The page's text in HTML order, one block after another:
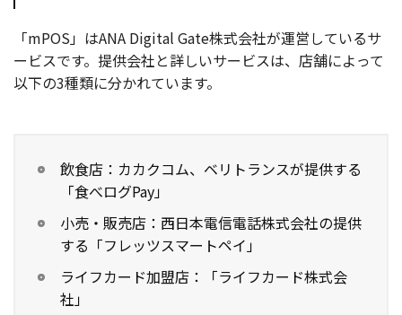
「mPOS」はANA Digital Gate株式会社が運営しているサ
ービスです。提供会社と詳しいサービスは、店舗によって
以下の3種類に分かれています。
飲食店：カカクコム、ベリトランスが提供する
「食べログPay」
小売・販売店：西日本電信電話株式会社の提供
する「フレッツスマートペイ」
ライフカード加盟店：「ライフカード株式会
社」